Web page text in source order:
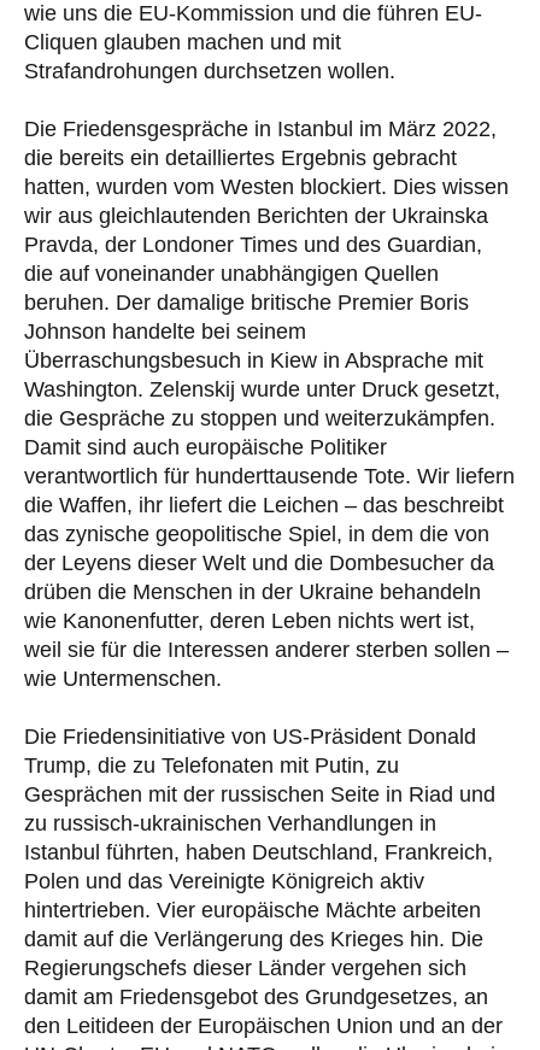
wie uns die EU-Kommission und die führen EU-
Cliquen glauben machen und mit
Strafandrohungen durchsetzen wollen.
Die Friedensgespräche in Istanbul im März 2022,
die bereits ein detailliertes Ergebnis gebracht
hatten, wurden vom Westen blockiert. Dies wissen
wir aus gleichlautenden Berichten der Ukrainska
Pravda, der Londoner Times und des Guardian,
die auf voneinander unabhängigen Quellen
beruhen. Der damalige britische Premier Boris
Johnson handelte bei seinem
Überraschungsbesuch in Kiew in Absprache mit
Washington. Zelenskij wurde unter Druck gesetzt,
die Gespräche zu stoppen und weiterzukämpfen.
Damit sind auch europäische Politiker
verantwortlich für hunderttausende Tote. Wir liefern
die Waffen, ihr liefert die Leichen – das beschreibt
das zynische geopolitische Spiel, in dem die von
der Leyens dieser Welt und die Dombesucher da
drüben die Menschen in der Ukraine behandeln
wie Kanonenfutter, deren Leben nichts wert ist,
weil sie für die Interessen anderer sterben sollen –
wie Untermenschen.
Die Friedensinitiative von US-Präsident Donald
Trump, die zu Telefonaten mit Putin, zu
Gesprächen mit der russischen Seite in Riad und
zu russisch-ukrainischen Verhandlungen in
Istanbul führten, haben Deutschland, Frankreich,
Polen und das Vereinigte Königreich aktiv
hintertrieben. Vier europäische Mächte arbeiten
damit auf die Verlängerung des Krieges hin. Die
Regierungschefs dieser Länder vergehen sich
damit am Friedensgebot des Grundgesetzes, an
den Leitideen der Europäischen Union und an der